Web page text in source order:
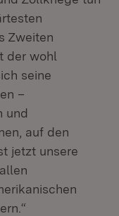
Zweiten
der wohl
seine
–
und
auf den
jetzt unsere